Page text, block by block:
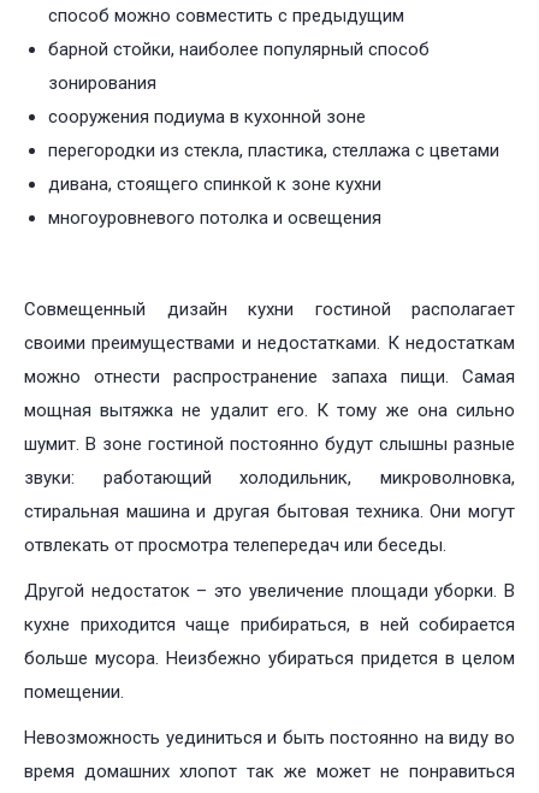
способ можно совместить с предыдущим
барной стойки, наиболее популярный способ
зонирования
сооружения подиума в кухонной зоне
перегородки из стекла, пластика, стеллажа с цветами
дивана, стоящего спинкой к зоне кухни
многоуровневого потолка и освещения
Совмещенный дизайн кухни гостиной располагает
своими преимуществами и недостатками. К недостаткам
можно отнести распространение запаха пищи. Самая
мощная вытяжка не удалит его. К тому же она сильно
шумит. В зоне гостиной постоянно будут слышны разные
звуки: работающий холодильник, микроволновка,
стиральная машина и другая бытовая техника. Они могут
отвлекать от просмотра телепередач или беседы.
Другой недостаток – это увеличение площади уборки. В
кухне приходится чаще прибираться, в ней собирается
больше мусора. Неизбежно убираться придется в целом
помещении.
Невозможность уединиться и быть постоянно на виду во
время домашних хлопот так же может не понравиться